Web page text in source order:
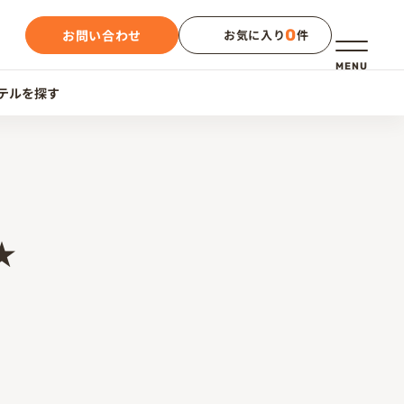
メニュー
MENU
お問い合わせ お気に入り0件
ルを探す